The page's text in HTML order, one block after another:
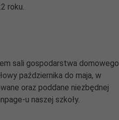
roku.
sali gospodarstwa domowego.
października do maja, w
oraz poddane niezbędnej
u naszej szkoły.